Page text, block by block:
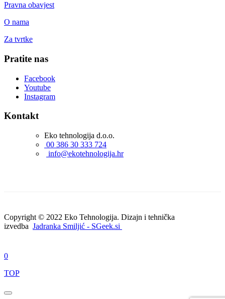
Pravna obavjest
O nama
Za tvrtke
Pratite nas
Facebook
Youtube
Instagram
Kontakt
Eko tehnologija d.o.o.
00 386 30 333 724
info@ekotehnologija.hr
Copyright © 2022 Eko Tehnologija. Dizajn i tehnička
izvedba Jadranka Smiljić - SGeek.si
0
TOP